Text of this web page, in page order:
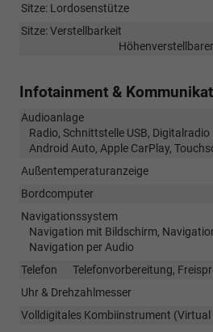
Sitze: Lordosenstütze
Sitze: Verstellbarkeit
Infotainment &
Audioanlage
Radio, Schnittstelle USB, Digitalradio
Android Auto, Apple CarPlay,
Außentemperaturanzeige
Bordcomputer
Navigationssystem
Navigation mit Bildschirm,
Navigation per Audio
Telefon
Telefonvorbereitung,
Uhr & Drehzahlmesser
Volldigitales Kombiinstrument (Virtual